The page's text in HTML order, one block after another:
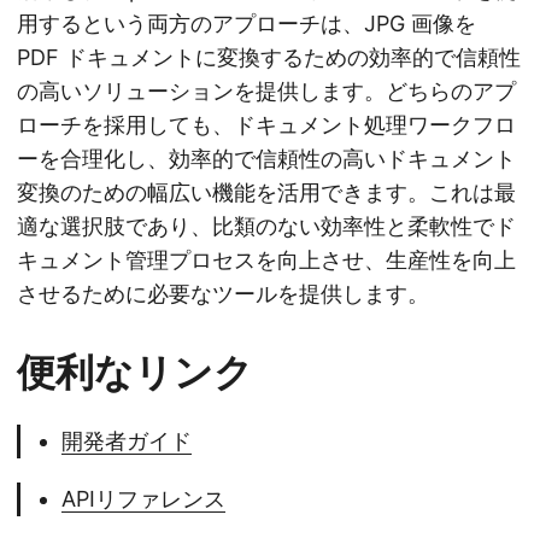
用するという両方のアプローチは、JPG 画像を
PDF ドキュメントに変換するための効率的で信頼性
の高いソリューションを提供します。どちらのアプ
ローチを採用しても、ドキュメント処理ワークフロ
ーを合理化し、効率的で信頼性の高いドキュメント
変換のための幅広い機能を活用できます。これは最
適な選択肢であり、比類のない効率性と柔軟性でド
キュメント管理プロセスを向上させ、生産性を向上
させるために必要なツールを提供します。
便利なリンク
開発者ガイド
APIリファレンス